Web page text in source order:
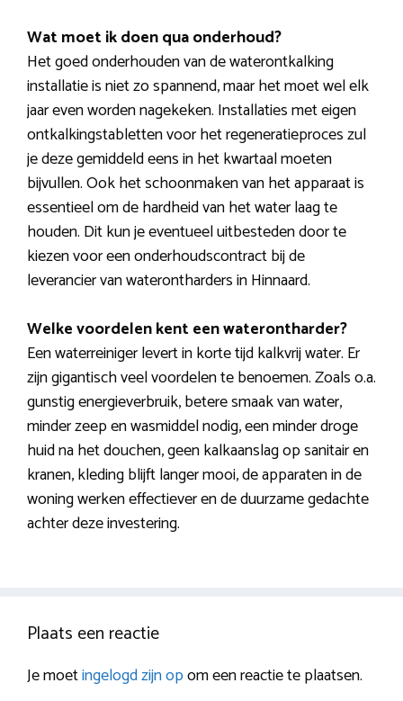
Wat moet ik doen qua onderhoud?
Het goed onderhouden van de waterontkalking
installatie is niet zo spannend, maar het moet wel elk
jaar even worden nagekeken. Installaties met eigen
ontkalkingstabletten voor het regeneratieproces zul
je deze gemiddeld eens in het kwartaal moeten
bijvullen. Ook het schoonmaken van het apparaat is
essentieel om de hardheid van het water laag te
houden. Dit kun je eventueel uitbesteden door te
kiezen voor een onderhoudscontract bij de
leverancier van waterontharders in Hinnaard.
Welke voordelen kent een waterontharder?
Een waterreiniger levert in korte tijd kalkvrij water. Er
zijn gigantisch veel voordelen te benoemen. Zoals o.a.
gunstig energieverbruik, betere smaak van water,
minder zeep en wasmiddel nodig, een minder droge
huid na het douchen, geen kalkaanslag op sanitair en
kranen, kleding blijft langer mooi, de apparaten in de
woning werken effectiever en de duurzame gedachte
achter deze investering.
Plaats een reactie
Je moetingelogd zijn opom een reactie te plaatsen.